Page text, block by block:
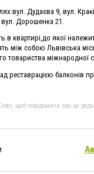
Дудаєва 9, вул.
Дорошенка 21.
квартирі,до якої
між собою Львівська
товариства міжнародної
реставрацією балконів
щоб повідомити про це